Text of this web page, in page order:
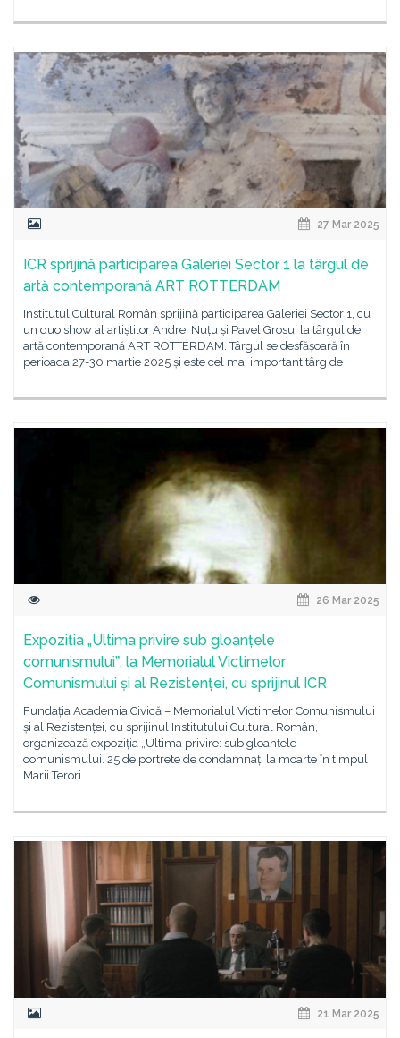
27 Mar 2025
ICR sprijină participarea Galeriei Sector 1 la târgul de
artă contemporană ART ROTTERDAM
Institutul Cultural Român sprijină participarea Galeriei Sector 1, cu
un duo show al artiștilor Andrei Nuțu și Pavel Grosu, la târgul de
artă contemporană ART ROTTERDAM. Târgul se desfășoară în
perioada 27-30 martie 2025 și este cel mai important târg de
26 Mar 2025
Expoziția „Ultima privire sub gloanțele
comunismuluiˮ, la Memorialul Victimelor
Comunismului și al Rezistenței, cu sprijinul ICR
Fundația Academia Civică – Memorialul Victimelor Comunismului
și al Rezistenței, cu sprijinul Institutului Cultural Român,
organizează expoziția „Ultima privire: sub gloanțele
comunismului. 25 de portrete de condamnați la moarte în timpul
Marii Terori
21 Mar 2025